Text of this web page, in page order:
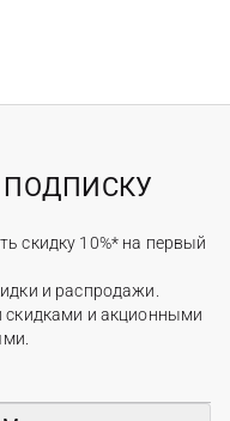
ПОДПИСКУ
скидку 10%* на первый
и распродажи.
скидками и акционными